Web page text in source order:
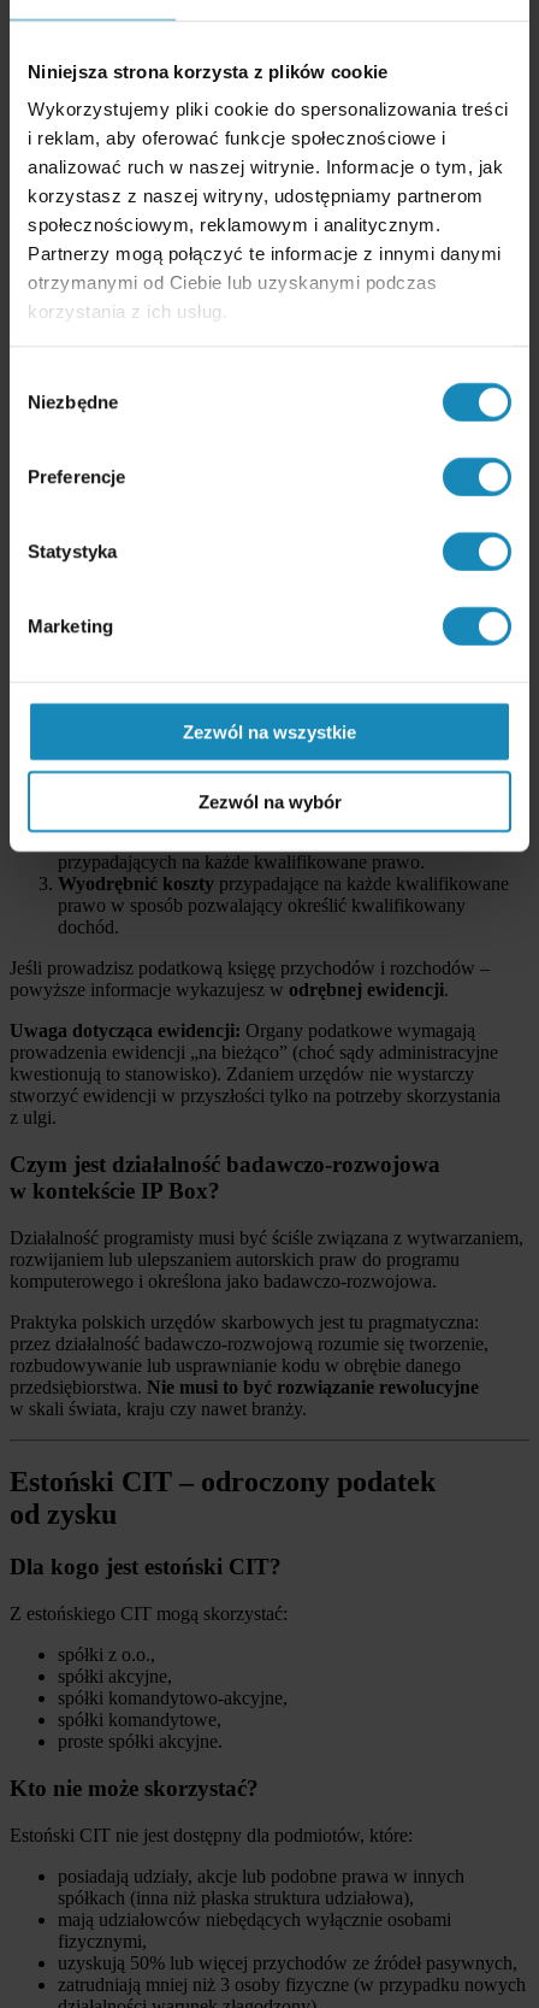
Niniejsza strona korzysta z plików cookie
Wykorzystujemy pliki cookie do spersonalizowania treści
i reklam, aby oferować funkcje społecznościowe i
analizować ruch w naszej witrynie. Informacje o tym, jak
korzystasz z naszej witryny, udostępniamy partnerom
społecznościowym, reklamowym i analitycznym.
Partnerzy mogą połączyć te informacje z innymi danymi
otrzymanymi od Ciebie lub uzyskanymi podczas
korzystania z ich usług.
zgody
Niezbędne
Preferencje
Statystyka
Marketing
Zezwól na wszystkie
Zezwól na wybór
Dotyczy m.in. praw do oprogramowania komputerowego lub kodu
Aby dane prawo kwalifikowało się do IP Box, musi spełniać
warunki jednocześnie :
Wytworzone, rozwinięte lub ulepszoneprzez podatnika
w ramach prowadzonej działalności badawczo-rozwojowej.
Podlega ochronie prawnej na podstawie przepisów
odrębnych ustaw lub ratyfikowanych umów
międzynarodowych (których stroną jest RP lub UE).
Należy do zamkniętego katalogu
autorskie prawo do programu komputerowego
Dla kogo jest IP Box?
Najczęściej: programiści tworzący oprogramowanie
i sprzedający je wraz z prawami autorskimi innym podmiotom
Ryczałt wyklucza IP Box
– jeśli przeszedłeś na ryczałt,
nie skorzystasz z tej ulgi.
Aby skorzystać z IP Box, musisz:
Wyodrębnićkażde kwalifikowane prawo własności
intelektualnej w prowadzonej ewidencji rachunkowej.
zapewniającą ustalenie przychodów,
kosztów uzyskania przychodów i dochodu (straty)
przypadających na każde kwalifikowane prawo.
Wyodrębnić koszty przypadające na każde kwalifikowane
prawo w sposób pozwalający określić kwalifikowany
dochód.
Jeśli prowadzisz podatkową księgę przychodów i rozchodów –
powyższe informacje wykazujesz w odrębnej ewidencji.
Uwaga dotycząca ewidencji: Organy podatkowe wymagają
prowadzenia ewidencji „na bieżąco” (choć sądy administracyjne
kwestionują to stanowisko). Zdaniem urzędów nie wystarczy
stworzyć ewidencji w przyszłości tylko na potrzeby skorzystania
z ulgi.
Czym jest działalność badawczo-rozwojowa
w kontekście IP Box?
Działalność programisty musi być ściśle związana z wytwarzaniem,
rozwijaniem lub ulepszaniem autorskich praw do programu
komputerowego i określona jako badawczo-rozwojowa.
Praktyka polskich urzędów skarbowych jest tu pragmatyczna:
przez działalność badawczo-rozwojową rozumie się tworzenie,
rozbudowywanie lub usprawnianie kodu w obrębie danego
przedsiębiorstwa. Nie musi to być rozwiązanie rewolucyjne
w skali świata, kraju czy nawet branży.
Estoński CIT – odroczony podatek
od zysku
Dla kogo jest estoński CIT?
Z estońskiego CIT mogą skorzystać:
spółki z o.o.,
spółki akcyjne,
spółki komandytowo-akcyjne,
spółki komandytowe,
proste spółki akcyjne.
Kto nie może skorzystać?
Estoński CIT nie jest dostępny dla podmiotów, które:
posiadają udziały, akcje lub podobne prawa w innych
spółkach (inna niż płaska struktura udziałowa),
mają udziałowców niebędących wyłącznie osobami
fizycznymi,
uzyskują 50% lub więcej przychodów ze źródeł pasywnych,
zatrudniają mniej niż 3 osoby fizyczne (w przypadku nowych